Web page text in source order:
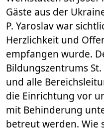
Gäste aus der
P. Yaroslav war
Herzlichkeit und
empfangen wurde.
Bildungszentrums
und alle
die Einrichtung vor
mit Behinderung
betreut werden. Wie